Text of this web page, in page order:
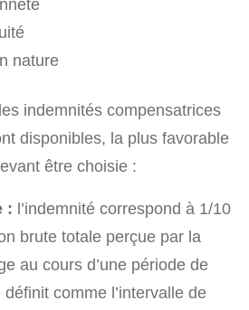
nature
indemnités compensatrices
disponibles, la plus favorable
être choisie :
: l’indemnité correspond à 1/10
brute totale perçue par la
au cours d’une période de
comme l’intervalle de